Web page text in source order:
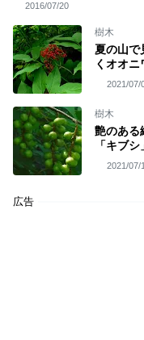
2016/07/20
樹木
夏の山で
くオオニ
2021/07/
樹木
艶のある
「キブシ
2021/07/
広告